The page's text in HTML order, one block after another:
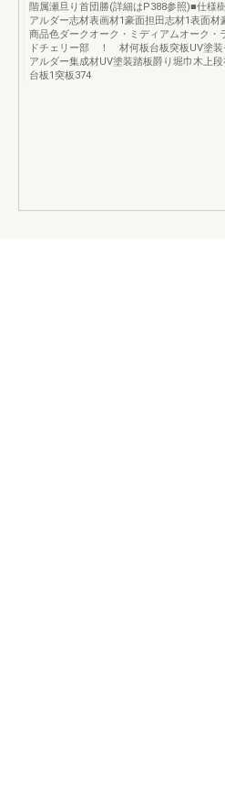
階属瀬旦り首団勝(詳細はP388参照)■仕様
アルダー志材表画材1豪面担田志材1表面材
商品色ダークオーク・ミディアムオーク・
ドチェリー部 ！ 材何板台板突板UV塗装
アルダー集成材UV塗装踏板爵り堀巾木上
台板1突板374